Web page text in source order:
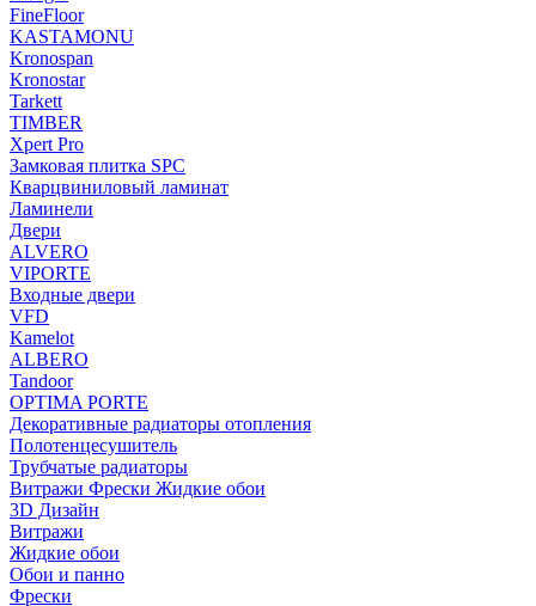
FineFloor
KASTAMONU
Kronospan
Kronostar
Tarkett
TIMBER
Xpert Pro
Замковая плитка SPC
Кварцвиниловый ламинат
Ламинели
Двери
ALVERO
VIPORTE
Входные двери
VFD
Kamelot
ALBERO
Tandoor
OPTIMA PORTE
Декоративные радиаторы отопления
Полотенцесушитель
Трубчатые радиаторы
Витражи Фрески Жидкие обои
3D Дизайн
Витражи
Жидкие обои
Обои и панно
Фрески